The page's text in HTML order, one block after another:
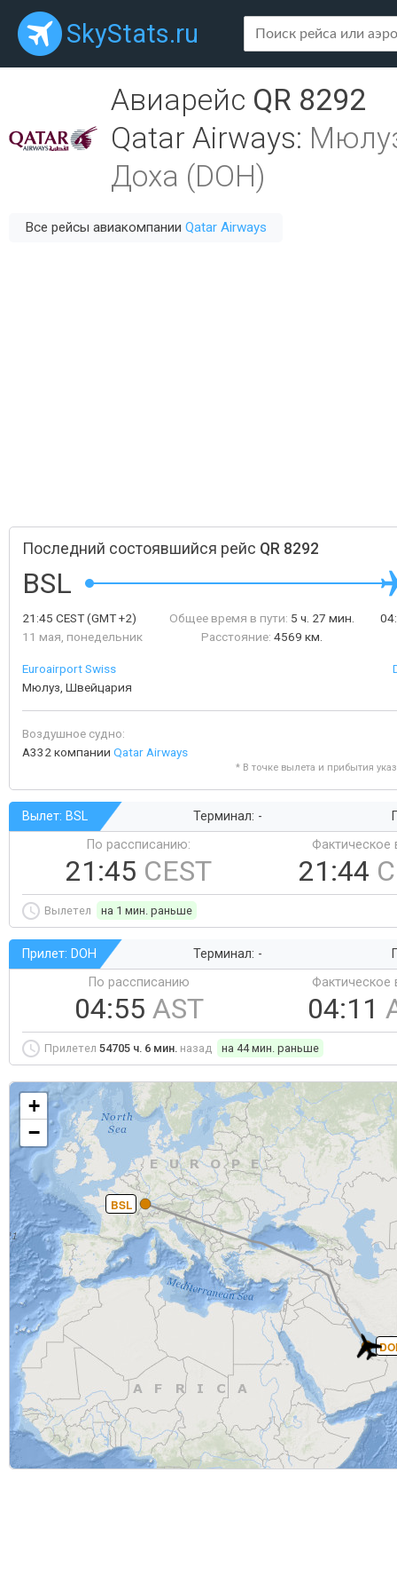
SkyStats.ru
Авиарейс QR 8292
Qatar Airways:
Доха (DOH)
Все рейсы авиакомпании Qatar Airways
Последний состоявшийся рейс QR 8292
BSL
21:45 CEST(GMT +2)
11 мая, понедельник
Общее время в пути: 5 ч. 27 мин.
Расстояние: 4569 км.
Euroairport Swiss
Мюлуз, Швейцария
Воздушное судно:
A332 компании Qatar Airways
* В точке вылета и прибытия
Вылет: BSL Терминал: -
По рассписанию:
21:45 CEST
Фактическое
21:44
Вылетел на 1 мин. раньше
Прилет: DOH Терминал: -
По рассписанию
04:55 AST
Фактическое
04:11
Прилетел 54705 ч. 6 мин. назад на 44 мин. раньше
BSL
+
−